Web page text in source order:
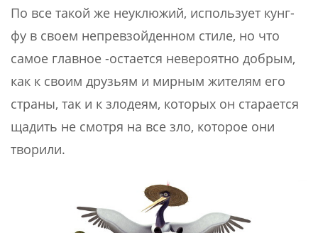
По все такой же неуклюжий, использует кунг-
фу в своем непревзойденном стиле, но что
самое главное -остается невероятно добрым,
как к своим друзьям и мирным жителям его
страны, так и к злодеям, которых он старается
щадить не смотря на все зло, которое они
творили.